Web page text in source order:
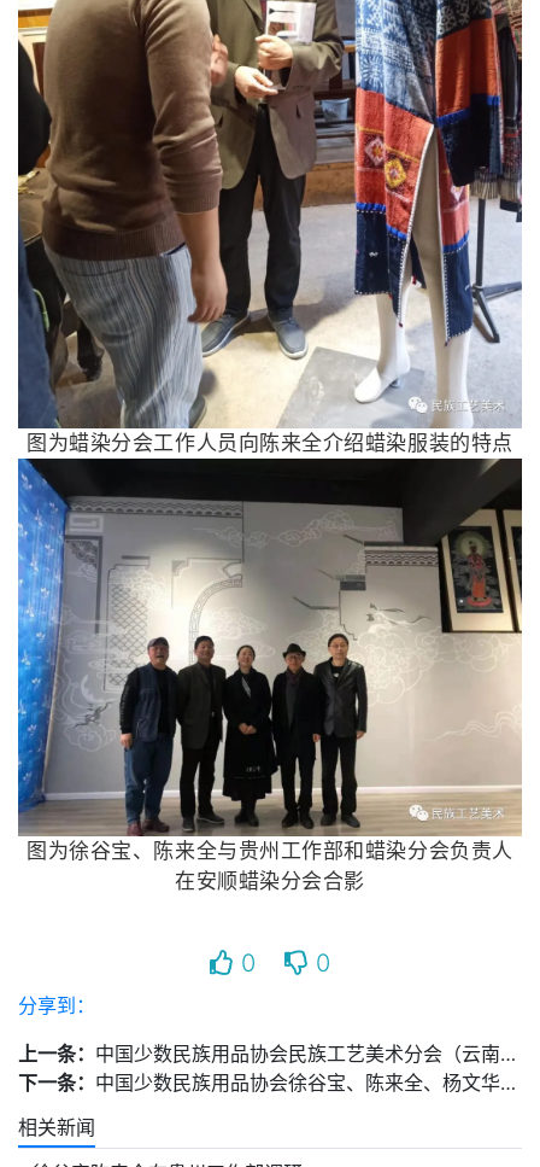
图为蜡染分会工作人员向陈来全介绍蜡染服装的特点
图为徐谷宝、陈来全与贵州工作部和蜡染分会负责人
在安顺蜡染分会合影
0 0
分享到：
上一条： 中国少数民族用品协会民族工艺美术分会（云南）工作部举行第一次筹备会
下一条： 中国少数民族用品协会徐谷宝、陈来全、杨文华湖南调研
相关新闻